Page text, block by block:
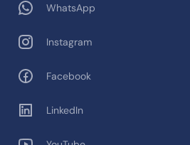
WhatsApp
Instagram
Facebook
LinkedIn